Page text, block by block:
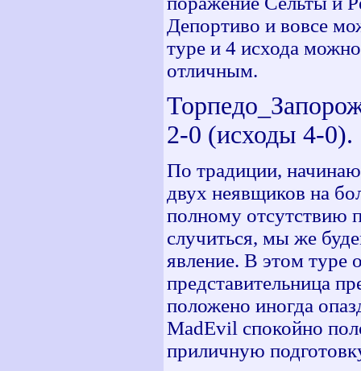
Депортиво и вовсе
туре и 4 исхода
отличным.
2-0 (исходы 4-0).
По традиции,
двух неявщиков на
полному отсутствию
случиться, мы же
явление. В этом туре
представительница
положено иногда
MadEvil спокойно
приличную